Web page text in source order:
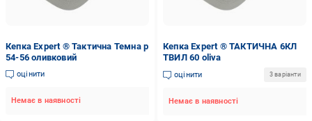
Кепка Expert ® Тактична Темна р
54-56 оливковий
оцінити
Немає в наявності
Кепка Expert ® ТАКТИЧНА 6КЛ
ТВИЛ 60 oliva
оцінити 3 варіанти
Немає в наявності